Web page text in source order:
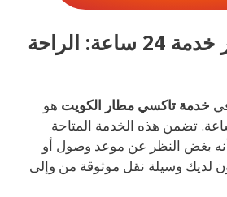
تاكسي المطار خدمة 24 ساعة: الراحة
خدمة تاكسي مطار الكويت هو
تضمن هذه الخدمة المتاحة
24 ساعة أنه بغض النظر عن موعد وصول أو
لديك وسيلة نقل موثوقة من وإلى